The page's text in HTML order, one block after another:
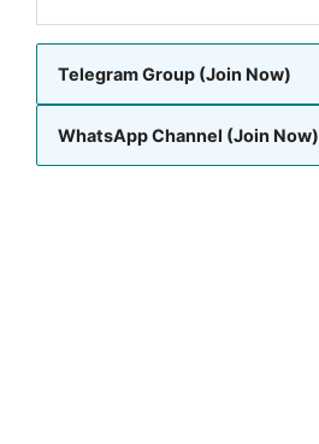
Telegram Group (Join Now)
WhatsApp Channel (Join Now)